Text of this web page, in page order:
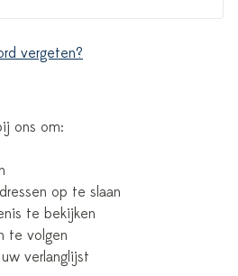
vergeten?
ons om:
op te slaan
te bekijken
te volgen
verlanglijst